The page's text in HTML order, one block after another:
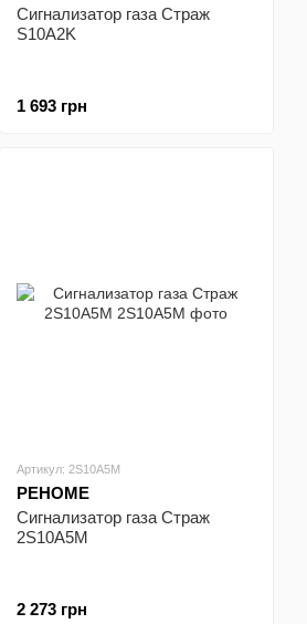
Сигнализатор газа Страж
S10A2K
1 693 грн
Артикул: 2S10A5M
РЕНОМЕ
Сигнализатор газа Страж
2S10A5M
2 273 грн